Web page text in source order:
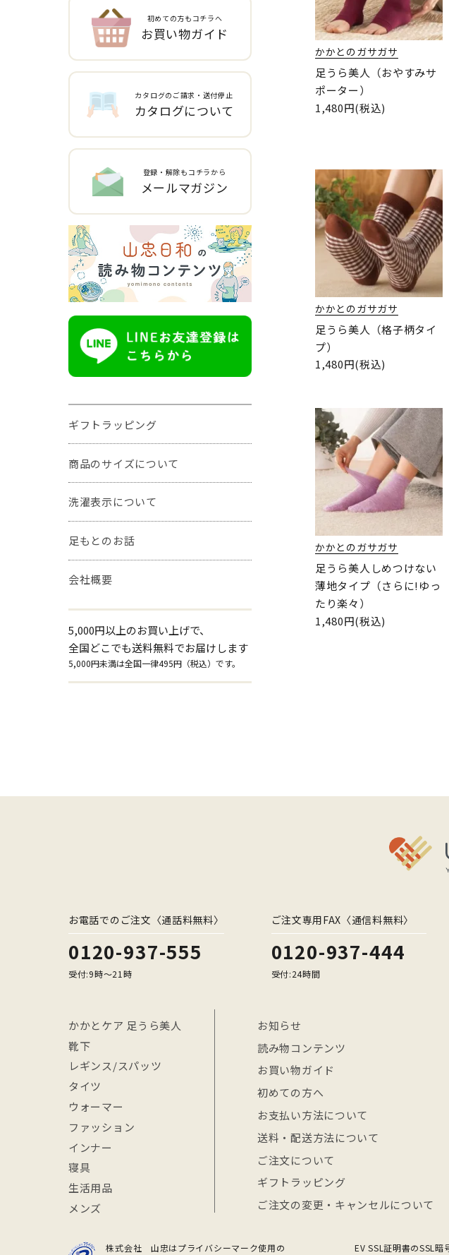
初めての方もコチラへ
お買い物ガイド
カタログのご請求・送付停止
カタログについて
登録・解除もコチラから
メールマガジン
ギフトラッピング
商品のサイズについて
洗濯表示について
足もとのお話
会社概要
5,000円以上のお買い上げで、
全国どこでも送料無料でお届けします
5,000円未満は全国一律495円（税込）です。
かかとのガサガサ
足うら美人（おやすみサ
ポーター）
1,480円(税込)
かかとのガサガサ
足うら美人（格子柄タイ
プ）
1,480円(税込)
かかとのガサガサ
足うら美人しめつけない
薄地タイプ（さらに!ゆっ
たり楽々）
1,480円(税込)
お電話でのご注文〈通話料無料〉
0120-937-555
受付:9時〜21時
ご注文専用FAX〈通信料無料〉
0120-937-444
受付:24時間
かかとケア 足うら美人
靴下
レギンス/スパッツ
タイツ
ウォーマー
ファッション
インナー
寝具
生活用品
メンズ
お知らせ
読み物コンテンツ
お買い物ガイド
初めての方へ
お支払い方法について
送料・配送方法について
ご注文について
ギフトラッピング
ご注文の変更・キャンセルについて
株式会社 山忠はプライバシーマーク使用の EV SSL証明書のSSL